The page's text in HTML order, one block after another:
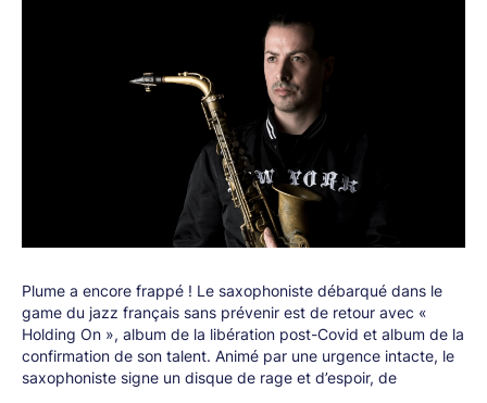
Plume a encore frappé ! Le saxophoniste débarqué dans le
game du jazz français sans prévenir est de retour avec «
Holding On », album de la libération post-Covid et album de la
confirmation de son talent. Animé par une urgence intacte, le
saxophoniste signe un disque de rage et d’espoir, de